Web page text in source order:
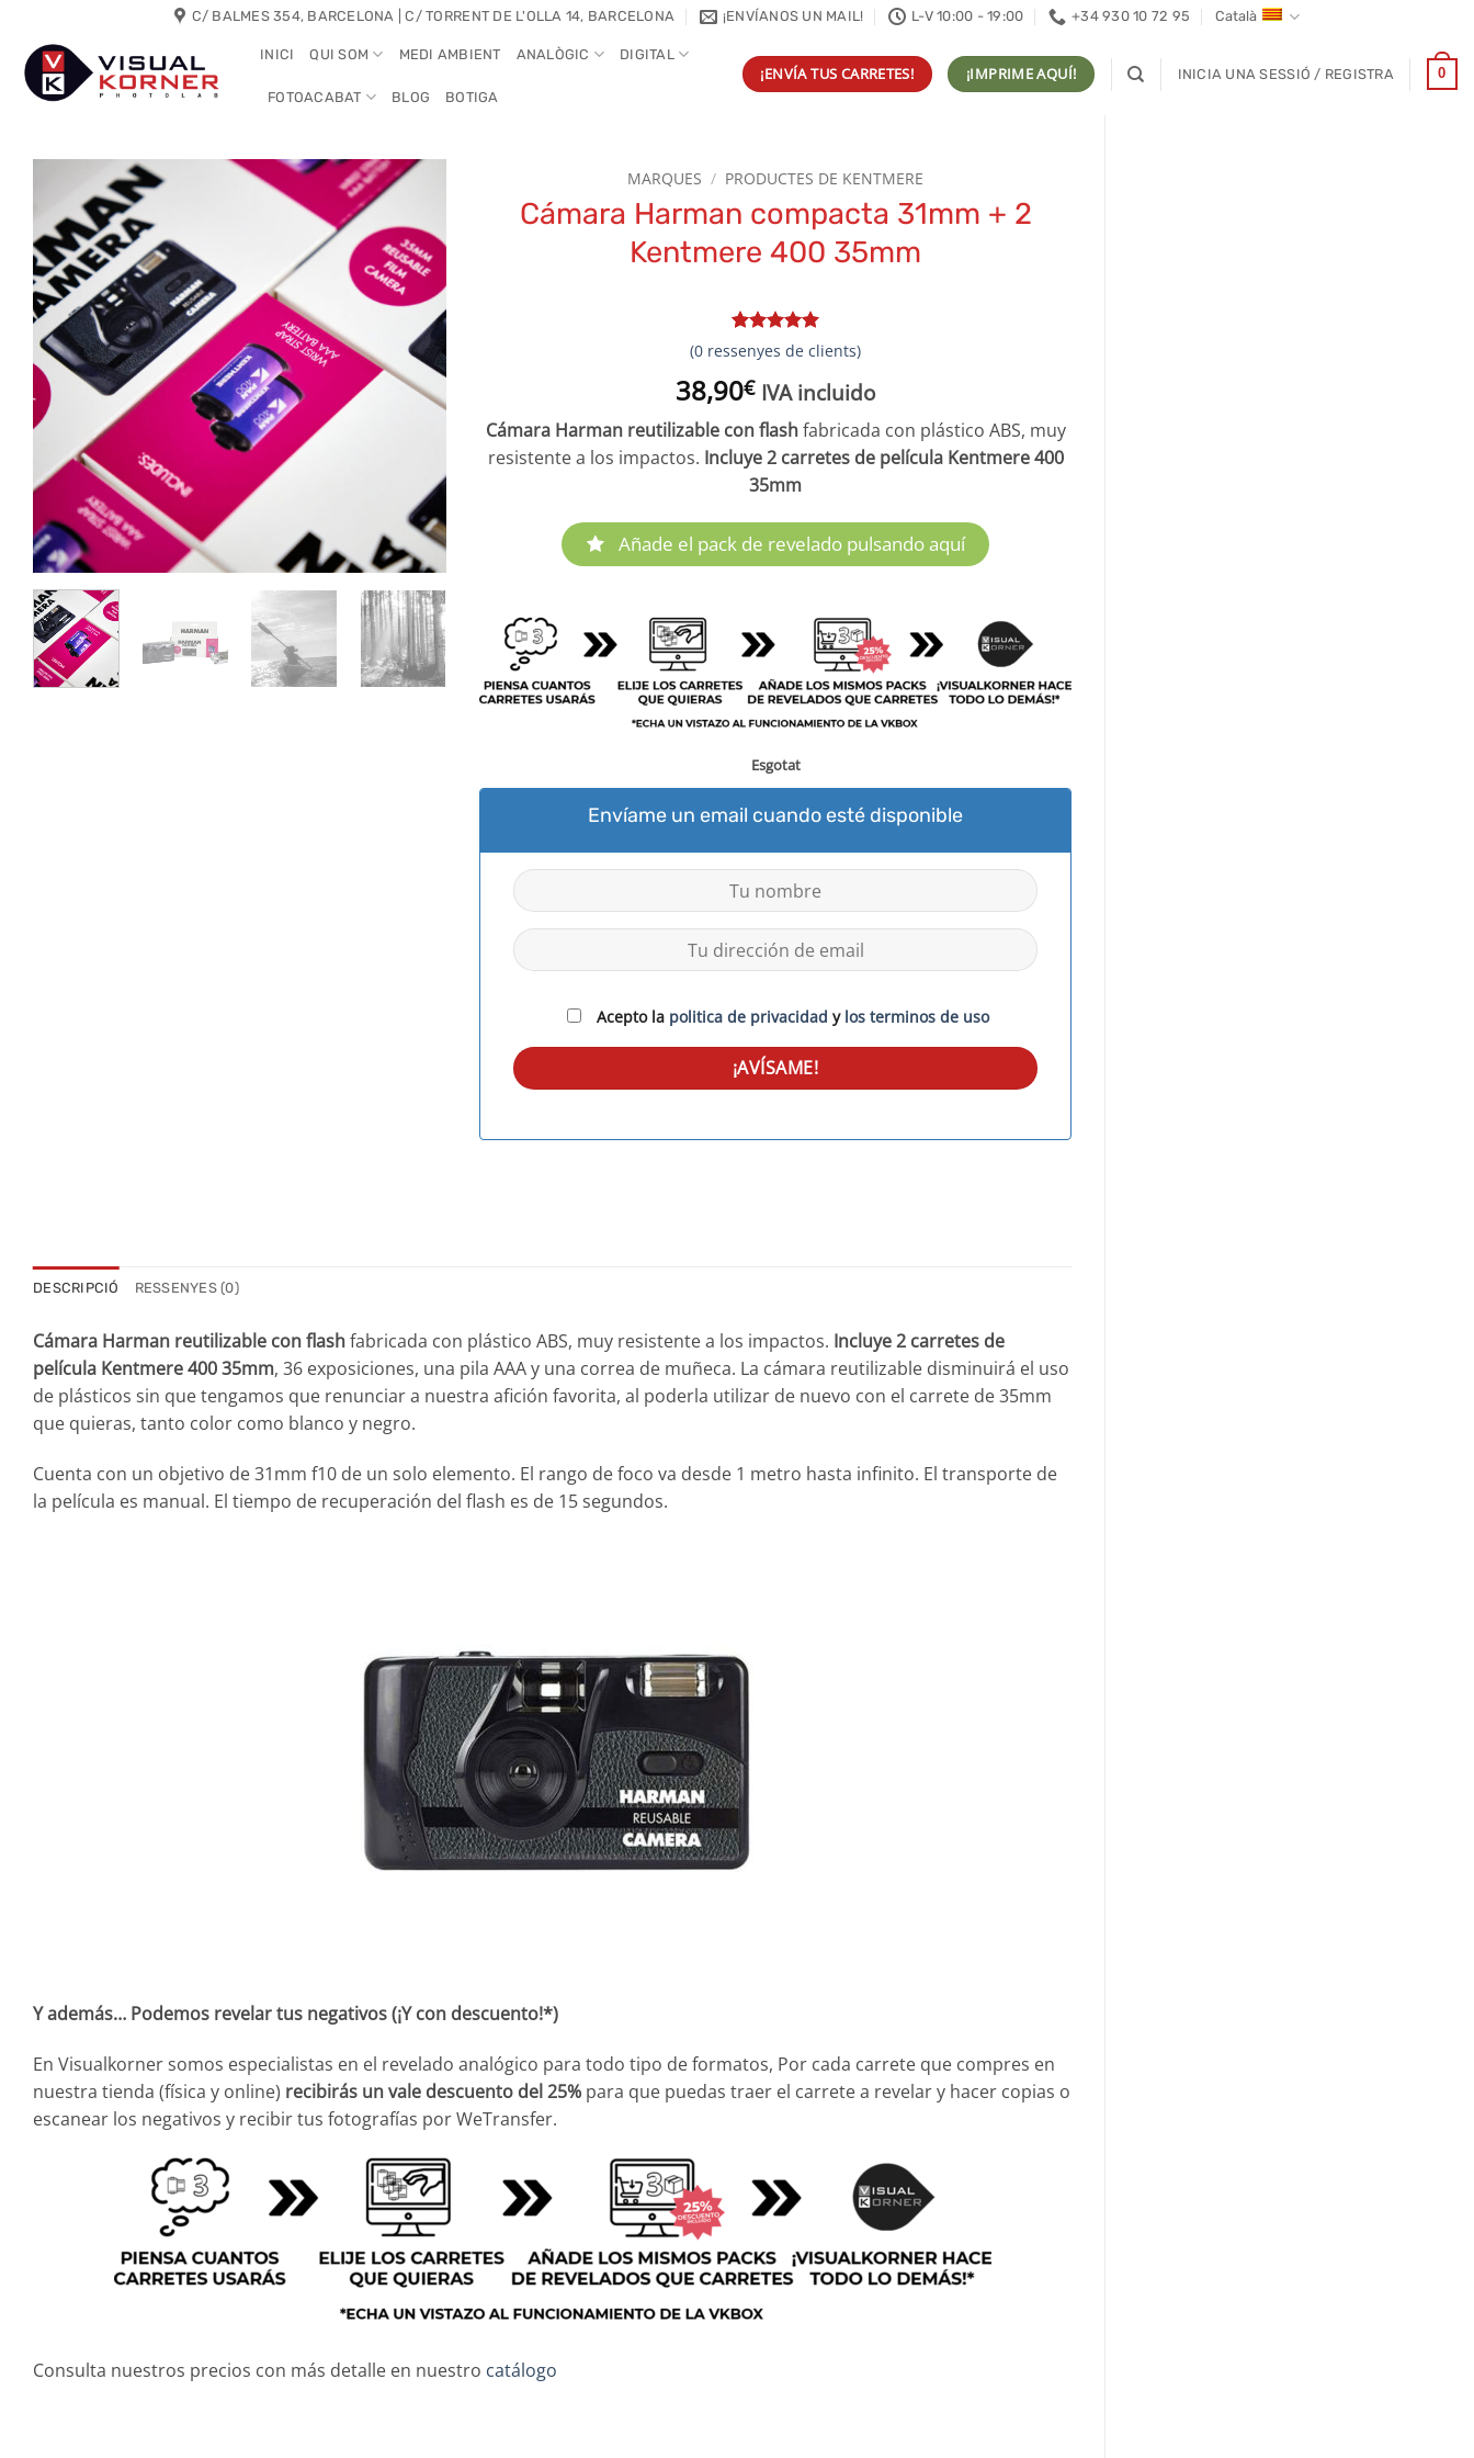
content
C/ BALMES 354, BARCELONA | C/ TORRENT DE L'OLLA 14, BARCELONA ¡ENVÍANOS UN MAIL! L-V 10:00 - 19:00 +34 930 10 72 95 Català
INICI QUI SOM MEDI AMBIENT ANALÒGIC DIGITAL
FOTOACABAT BLOG BOTIGA
¡ENVÍA TUS CARRETES! ¡IMPRIME AQUÍ! INICIA UNA SESSIÓ / REGISTRA 0
MARQUES / PRODUCTES DE KENTMERE
Cámara Harman compacta 31mm + 2
Kentmere 400 35mm
Valorat5
sobre 5 en
funció d'
1
valoració
(0 ressenyes de clients)
38,90€ IVA incluido
Cámara Harman reutilizable con flashfabricada con plástico ABS, muy
resistente a los impactos. Incluye 2 carretes de película Kentmere 400
35mm
Añade el pack de revelado pulsando aquí
Esgotat
Envíame un email cuando esté disponible
Acepto la politica de privacidad y los terminos de uso
DESCRIPCIÓ RESSENYES (0)
Cámara Harman reutilizable con flashfabricada con plástico ABS, muy resistente a los impactos. Incluye 2 carretes de
película Kentmere 400 35mm, 36 exposiciones, una pila AAA y una correa de muñeca. La cámara reutilizable disminuirá el uso
de plásticos sin que tengamos que renunciar a nuestra afición favorita, al poderla utilizar de nuevo con el carrete de 35mm
que quieras, tanto color como blanco y negro.
Cuenta con un objetivo de 31mm f10 de un solo elemento. El rango de foco va desde 1 metro hasta infinito. El transporte de
la película es manual. El tiempo de recuperación del flash es de 15 segundos.
Y además… Podemos revelar tus negativos (¡Y con descuento!*)
En Visualkorner somos especialistas en el revelado analógico para todo tipo de formatos, Por cada carrete que compres en
nuestra tienda (física y online) recibirás un vale descuento del 25% para que puedas traer el carrete a revelar y hacer copias o
escanear los negativos y recibir tus fotografías por WeTransfer.
Consulta nuestros precios con más detalle en nuestro catálogo